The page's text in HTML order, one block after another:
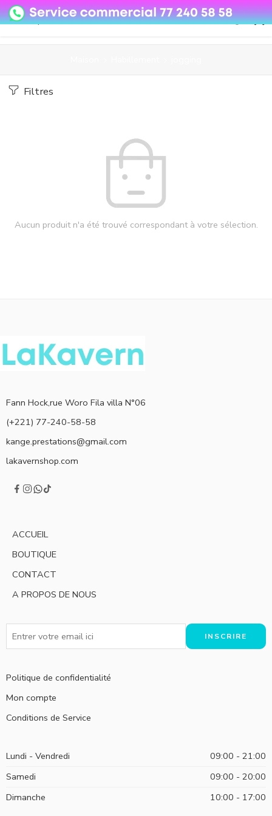
08o35epzeyex8vmjn04i2j4algz26o
Filtres
Aucun produit n'a été trouvé correspondant à votre sélection.
Fann Hock,rue Woro Fila villa N°06
(+221) 77-240-58-58
kange.prestations@gmail.com
lakavernshop.com
ACCUEIL
BOUTIQUE
CONTACT
A PROPOS DE NOUS
Politique de confidentialité
Mon compte
Conditions de Service
Lundi - Vendredi
09:00 - 21:00
Samedi
09:00 - 20:00
Dimanche
10:00 - 17:00